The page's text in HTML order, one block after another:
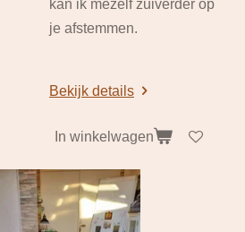
kan ik mezelf zuiverder op
je afstemmen.
Bekijk details
In winkelwagen